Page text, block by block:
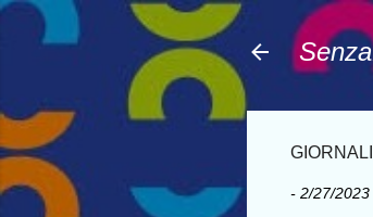
- 2/27/2023